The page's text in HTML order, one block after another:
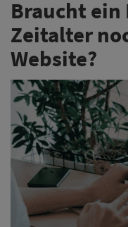
Braucht ein
Zeitalter
Website?